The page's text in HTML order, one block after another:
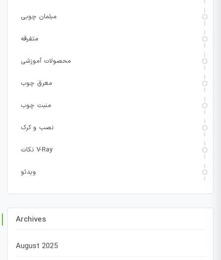
مبلمان چوبی
متفرقه
محصولات آموزشی
معرق چوب
منبت چوب
نصب و کرک
نکات V-Ray
ویدئو
Archives
August 2025